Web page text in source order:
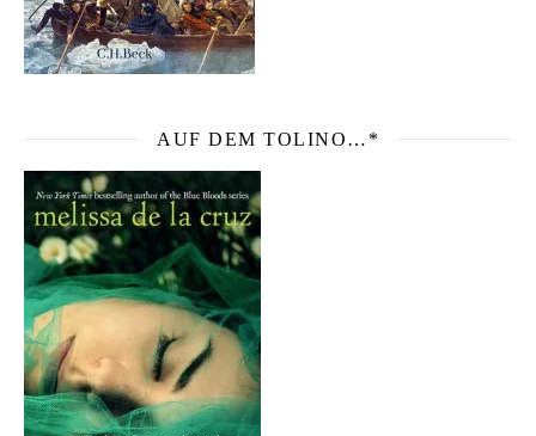
AUF DEM TOLINO…*